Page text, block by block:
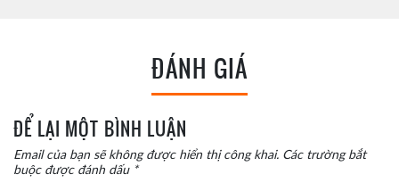
ĐÁNH GIÁ
ĐỂ LẠI MỘT BÌNH LUẬN
Email của bạn sẽ không được hiển thị công khai. Các trường bắt
buộc được đánh dấu *